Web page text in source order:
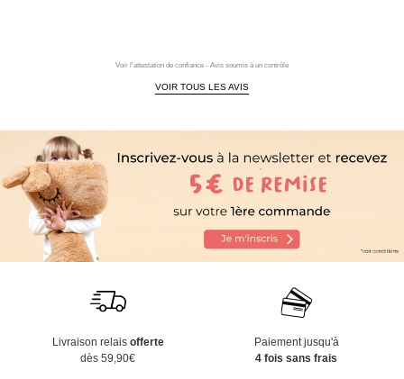
Voir l'attestation de confiance - Avis soumis à un contrôle
VOIR TOUS LES AVIS
Livraison relais offerte
dès 59,90€
Paiement jusqu'à
4 fois sans frais